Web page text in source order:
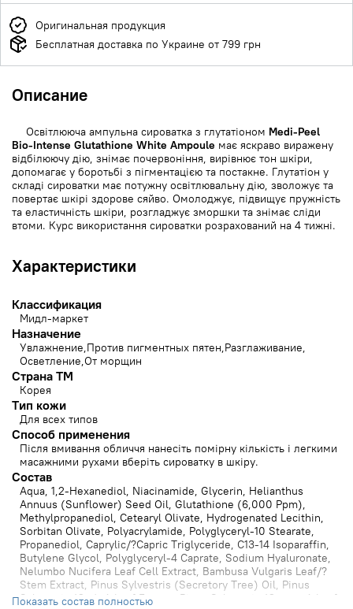
Оригинальная продукция
Бесплатная доставка по Украине от 799 грн
Описание
Освітлююча ампульна сироватка з глутатіоном Medi-Peel
Bio-Intense Glutathione White Ampoule має яскраво виражену
відбілюючу дію, знімає почервоніння, вирівнює тон шкіри,
допомагає у боротьбі з пігментацією та постакне. Глутатіон у
складі сироватки має потужну освітлювальну дію, зволожує та
повертає шкірі здорове сяйво. Омолоджує, підвищує пружність
та еластичність шкіри, розгладжує зморшки та знімає сліди
втоми. Курс використання сироватки розрахований на 4 тижні.
Характеристики
Классификация
Мидл-маркет
Назначение
Увлажнение Против пигментных пятен Разглаживание
Осветление От морщин
Страна ТМ
Корея
Тип кожи
Для всех типов
Способ применения
Після вмивання обличчя нанесіть помірну кількість і легкими
масажними рухами вберіть сироватку в шкіру.
Состав
Aqua, 1,2-Hexanediol, Niacinamide, Glycerin, Helianthus
Annuus (Sunflower) Seed Oil, Glutathione (6,000 Ppm),
Methylpropanediol, Cetearyl Olivate, Hydrogenated Lecithin,
Sorbitan Olivate, Polyacrylamide, Polyglyceryl-10 Stearate,
Propanediol, Caprylic/?Capric Triglyceride, C13-14 Isoparaffin,
Butylene Glycol, Polyglyceryl-4 Caprate, Sodium Hyaluronate,
Nelumbo Nucifera Leaf Cell Extract, Bambusa Vulgaris Leaf/?
Stem Extract, Pinus Sylvestris (Secretory Tree) Oil, Pinus
Sylvestris (Cedar) Leaf Extract, Pinus Sylvestris (Cypress) Leaf
Показать состав полностью